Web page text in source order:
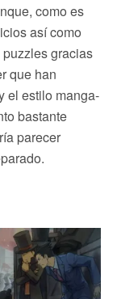
como es
así como
gracias
que han
el estilo manga-
bastante
parecer